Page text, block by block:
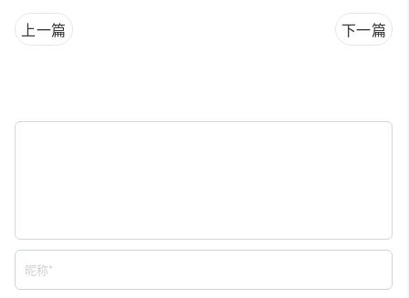
上一篇 下一篇